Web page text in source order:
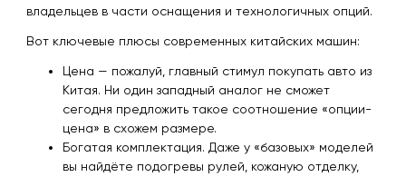
владельцев в части оснащения и технологичных опций.
Вот ключевые плюсы современных китайских машин:
Цена — пожалуй, главный стимул покупать авто из
Китая. Ни один западный аналог не сможет
сегодня предложить такое соотношение «опции-
цена» в схожем размере.
Богатая комплектация. Даже у «базовых» моделей
вы найдёте подогревы рулей, кожаную отделку,